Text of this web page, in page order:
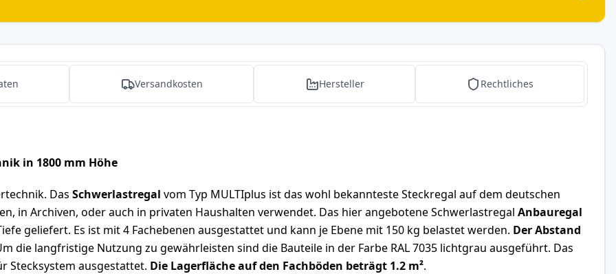
Versandkosten Hersteller Rechtliches
in 1800 mm Höhe
Das Schwerlastregal vom Typ MULTIplus ist das wohl bekannteste Steckregal auf dem deutschen
in Archiven, oder auch in privaten Haushalten verwendet. Das hier angebotene Schwerlastregal Anbauregal
geliefert. Es ist mit 4 Fachebenen ausgestattet und kann je Ebene mit 150 kg belastet werden. Der Abstand
die langfristige Nutzung zu gewährleisten sind die Bauteile in der Farbe RAL 7035 lichtgrau ausgeführt. Das
Stecksystem ausgestattet. Die Lagerfläche auf den Fachböden beträgt 1.2 m².